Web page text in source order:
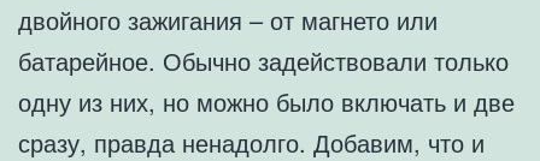
двойного зажигания – от магнето или
батарейное. Обычно задействовали только
одну из них, но можно было включать и две
сразу, правда ненадолго. Добавим, что и